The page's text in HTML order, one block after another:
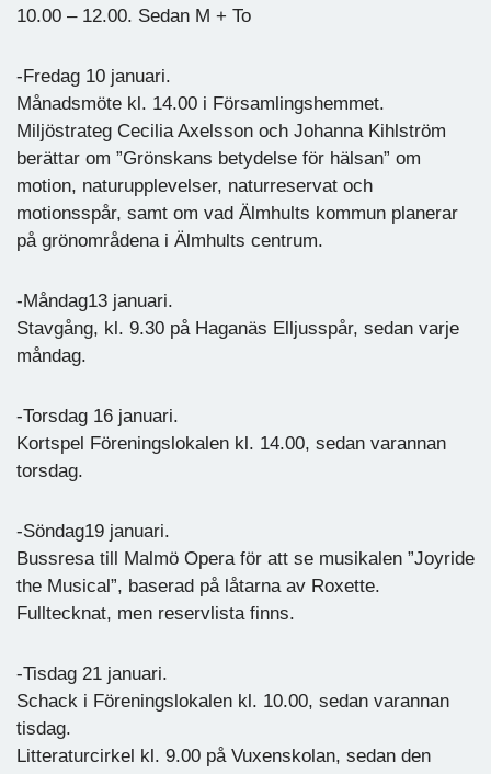
10.00 – 12.00. Sedan M + To
-Fredag 10 januari.
Månadsmöte kl. 14.00 i Församlingshemmet.
Miljöstrateg Cecilia Axelsson och Johanna Kihlström
berättar om ”Grönskans betydelse för hälsan” om
motion, naturupplevelser, naturreservat och
motionsspår, samt om vad Älmhults kommun planerar
på grönområdena i Älmhults centrum.
-Måndag13 januari.
Stavgång, kl. 9.30 på Haganäs Elljusspår, sedan varje
måndag.
-Torsdag 16 januari.
Kortspel Föreningslokalen kl. 14.00, sedan varannan
torsdag.
-Söndag19 januari.
Bussresa till Malmö Opera för att se musikalen ”Joyride
the Musical”, baserad på låtarna av Roxette.
Fulltecknat, men reservlista finns.
-Tisdag 21 januari.
Schack i Föreningslokalen kl. 10.00, sedan varannan
tisdag.
Litteraturcirkel kl. 9.00 på Vuxenskolan, sedan den